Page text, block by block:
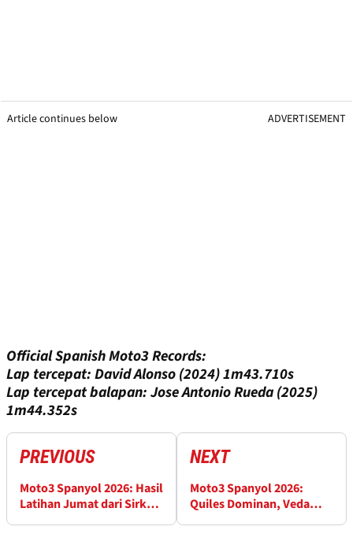
Article continues below ADVERTISEMENT
Official Spanish Moto3 Records:
Lap tercepat: David Alonso (2024) 1m43.710s
Lap tercepat balapan: Jose Antonio Rueda (2025)
1m44.352s
PREVIOUS
Moto3 Spanyol 2026: Hasil
Latihan Jumat dari Sirkuit
NEXT
Moto3 Spanyol 2026:
Quiles Dominan, Veda